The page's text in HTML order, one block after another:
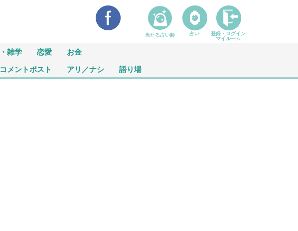
雑学 恋愛 お金
コメントポスト アリ／ナシ 語り場
当たる占い師 占い
登録・ログイン
マイルーム